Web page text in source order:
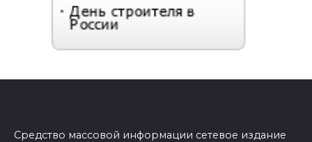
Средство массовой информации сетевое издание